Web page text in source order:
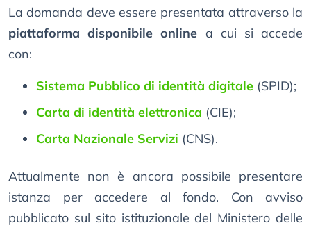
La domanda deve essere presentata attraverso la
piattaforma disponibile online a cui si accede
con:
Sistema Pubblico di identità digitale (SPID);
Carta di identità elettronica (CIE);
Carta Nazionale Servizi (CNS).
Attualmente non è ancora possibile presentare
istanza per accedere al fondo. Con avviso
pubblicato sul sito istituzionale del Ministero delle